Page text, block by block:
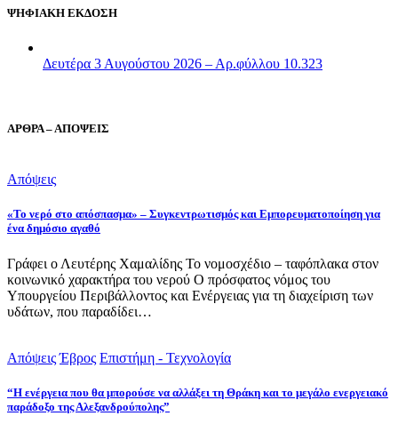
ΨΗΦΙΑΚΗ ΕΚΔΟΣΗ
Δευτέρα 3 Αυγούστου 2026 – Αρ.φύλλου 10.323
ΑΡΘΡΑ – ΑΠΟΨΕΙΣ
Απόψεις
«Το νερό στο απόσπασμα» – Συγκεντρωτισμός και Εμπορευματοποίηση για
ένα δημόσιο αγαθό
Γράφει ο Λευτέρης Χαμαλίδης Το νομοσχέδιο – ταφόπλακα στον
κοινωνικό χαρακτήρα του νερού Ο πρόσφατος νόμος του
Υπουργείου Περιβάλλοντος και Ενέργειας για τη διαχείριση των
υδάτων, που παραδίδει…
Απόψεις Έβρος Επιστήμη - Τεχνολογία
“Η ενέργεια που θα μπορούσε να αλλάξει τη Θράκη και το μεγάλο ενεργειακό
παράδοξο της Αλεξανδρούπολης”